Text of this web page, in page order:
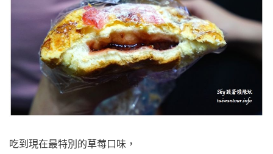
吃到現在最特別的草莓口味，